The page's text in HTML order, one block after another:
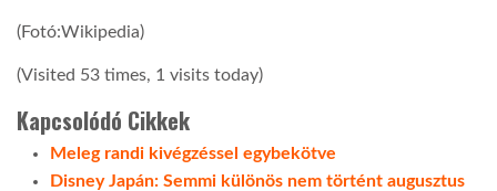
(Fotó:Wikipedia)
(Visited 53 times, 1 visits today)
Kapcsolódó Cikkek
Meleg randi kivégzéssel egybekötve
Disney Japán: Semmi különös nem történt augusztus